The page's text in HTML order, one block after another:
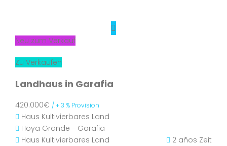
Neu zum Verkauf
Zu Verkaufen
Landhaus in Garafia
420.000€ / + 3 % Provision
Haus Kultivierbares Land
Hoya Grande - Garafia
Haus Kultivierbares Land
2 años Zeit